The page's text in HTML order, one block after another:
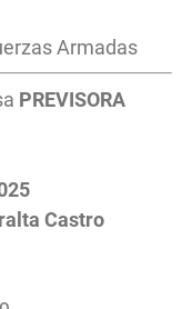
Armadas
PREVISORA
Castro